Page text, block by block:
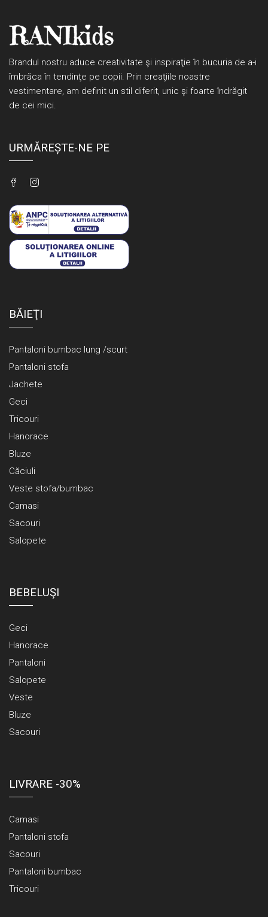
Brandul nostru aduce creativitate şi inspiraţie în bucuria de a-i
îmbrăca în tendinţe pe copii. Prin creaţiile noastre
vestimentare, am definit un stil diferit, unic şi foarte îndrăgit
de cei mici.
URMĂREȘTE-NE PE
BĂIEŢI
Pantaloni bumbac lung /scurt
Pantaloni stofa
Jachete
Geci
Tricouri
Hanorace
Bluze
Căciuli
Veste stofa/bumbac
Camasi
Sacouri
Salopete
BEBELUŞI
Geci
Hanorace
Pantaloni
Salopete
Veste
Bluze
Sacouri
LIVRARE -30%
Camasi
Pantaloni stofa
Sacouri
Pantaloni bumbac
Tricouri